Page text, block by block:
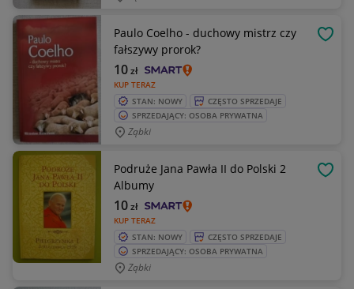
Paulo Coelho - duchowy mistrz czy
fałszywy prorok?
KUP TERAZ
10zł
STAN: NOWY
CZĘSTO SPRZEDAJE
SPRZEDAJĄCY: OSOBA PRYWATNA
Ząbki
Podruże Jana Pawła II do Polski 2
Albumy
KUP TERAZ
10zł
STAN: NOWY
CZĘSTO SPRZEDAJE
SPRZEDAJĄCY: OSOBA PRYWATNA
Ząbki